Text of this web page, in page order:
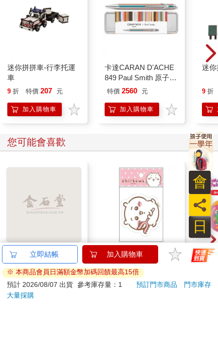
‧若未按時實現，相信宇宙一定有更好的計畫。
7.練習每日感激
‧每天練習感激，幫助提升能量。
迷你拼拼車-行李托運
車
9 折 特價 207 元
加入購物車
卡達CARAN D'ACHE
849 Paul Smith 原子筆
ED.5 條紋銀
特價 2560 元
加入購物車
迷
9 折
您可能會喜歡
【電子書】蔬菜的理髮
店
特價 259 元
電子書
吉伊卡哇 造型貼紙-粉
96 折 特價 67
塔
地
日
員
會